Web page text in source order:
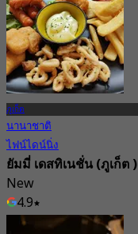
ภูเก็ต
นานาชาติ
ไฟน์ไดน์นิ่ง
ยัมมี่ เดสทิเนชั่น (ภูเก็ต )
New
4.9
จาก
฿ 230